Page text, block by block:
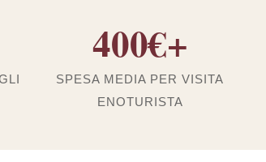
400€+
SPESA MEDIA PER VISITA
ENOTURISTA